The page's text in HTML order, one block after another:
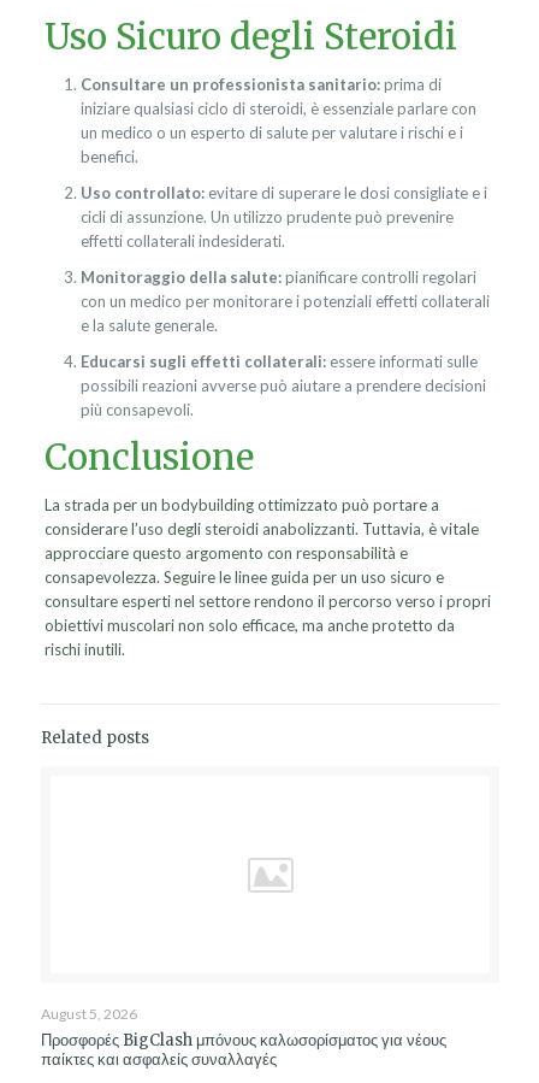
Uso Sicuro degli Steroidi
Consultare un professionista sanitario:prima di
iniziare qualsiasi ciclo di steroidi, è essenziale parlare con
un medico o un esperto di salute per valutare i rischi e i
benefici.
Uso controllato: evitare di superare le dosi consigliate e i
cicli di assunzione. Un utilizzo prudente può prevenire
effetti collaterali indesiderati.
Monitoraggio della salute:pianificare controlli regolari
con un medico per monitorare i potenziali effetti collaterali
e la salute generale.
Educarsi sugli effetti collaterali: essere informati sulle
possibili reazioni avverse può aiutare a prendere decisioni
più consapevoli.
Conclusione
La strada per un bodybuilding ottimizzato può portare a
considerare l’uso degli steroidi anabolizzanti. Tuttavia, è vitale
approcciare questo argomento con responsabilità e
consapevolezza. Seguire le linee guida per un uso sicuro e
consultare esperti nel settore rendono il percorso verso i propri
obiettivi muscolari non solo efficace, ma anche protetto da
rischi inutili.
Related posts
August 5, 2026
Προσφορές BigClash μπόνους καλωσορίσματος για νέους
παίκτες και ασφαλείς συναλλαγές